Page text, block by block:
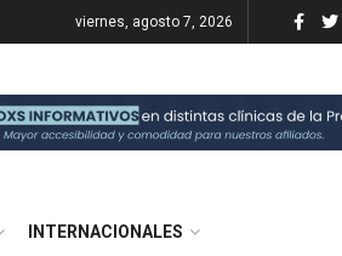
viernes, agosto 7, 2026
INTERNACIONALES